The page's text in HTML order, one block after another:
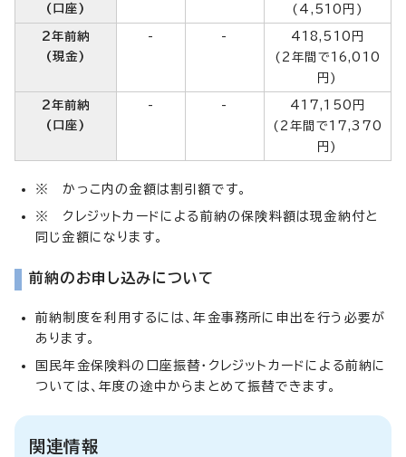
(口座)
(4,510円)
2年前納
(現金)
- -
418,510円
(2年間で16,010
円)
2年前納
(口座)
- -
417,150円
(2年間で17,370
円)
※ かっこ内の金額は割引額です。
※ クレジットカードによる前納の保険料額は現金納付と
同じ金額になります。
前納のお申し込みについて
前納制度を利用するには、年金事務所に申出を行う必要が
あります。
国民年金保険料の口座振替・クレジットカードによる前納に
ついては、年度の途中からまとめて振替できます。
関連情報